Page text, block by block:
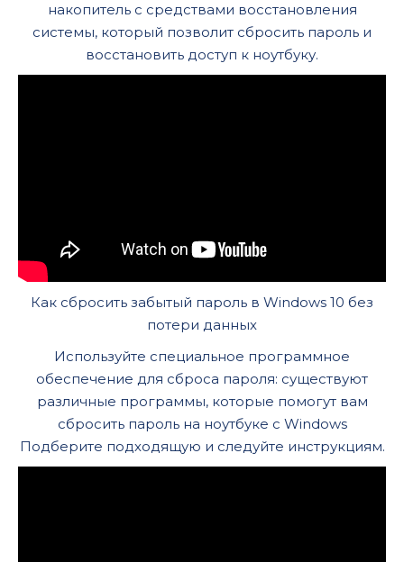
накопитель с средствами восстановления
системы, который позволит сбросить пароль и
восстановить доступ к ноутбуку.
Как сбросить забытый пароль в Windows 10 без
потери данных
Используйте специальное программное
обеспечение для сброса пароля: существуют
различные программы, которые помогут вам
сбросить пароль на ноутбуке с Windows
Подберите подходящую и следуйте инструкциям.